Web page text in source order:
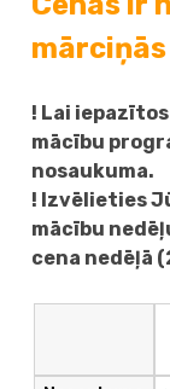
mārciņās
! Lai
mācību
nosaukuma.
! Izvēlieties
mācību
cena nedēļā